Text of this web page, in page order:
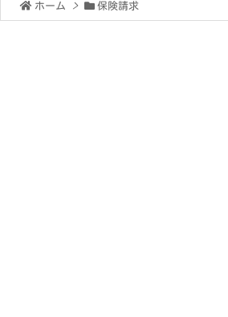
ホーム > 保険請求